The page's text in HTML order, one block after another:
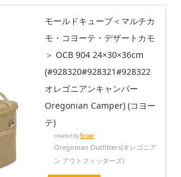
モールドキューブ＜マルチカ
モ・コヨーテ・デザートカモ
＞ OCB 904 24×30×36cm
(#928320#928321#928322
オレゴニアンキャンパー
Oregonian Camper) (コヨー
テ)
created byRinker
Oregonian Outfitters(オレゴニア
ン アウトフィッターズ)